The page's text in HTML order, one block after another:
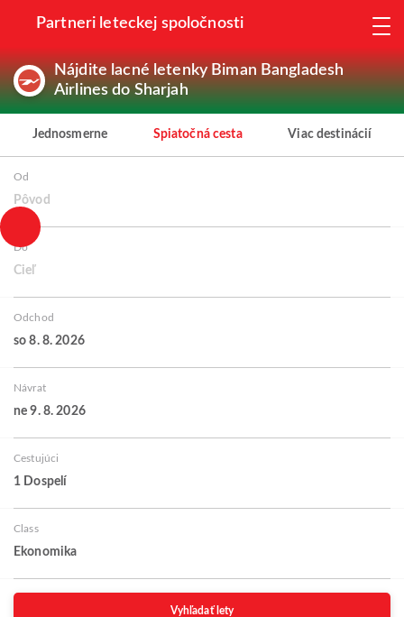
Partneri leteckej spoločnosti
Nájdite lacné letenky Biman Bangladesh
Airlines do Sharjah
Jednosmerne Spiatočná cesta Viac destinácií
Od
Pôvod
Do
Cieľ
Odchod
so 8. 8. 2026
Návrat
ne 9. 8. 2026
Cestujúci
1 Dospelí
Class
Ekonomika
Vyhľadať lety